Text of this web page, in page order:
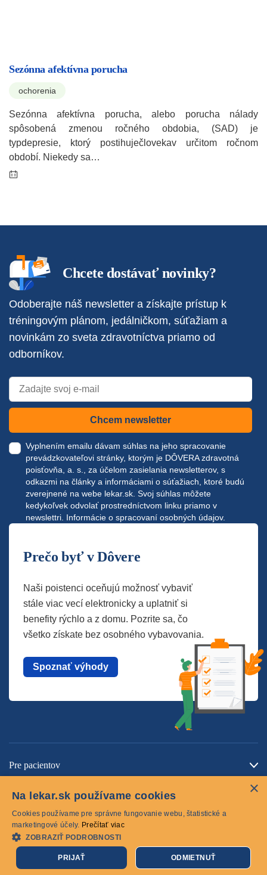
Sezónna afektívna porucha
ochorenia
Sezónna afektívna porucha, alebo porucha nálady
spôsobená zmenou ročného obdobia, (SAD) je
typdepresie, ktorý postihuječlovekav určitom ročnom
období. Niekedy sa…
Chcete dostávať novinky?
Odoberajte náš newsletter a získajte prístup k
tréningovým plánom, jedálničkom, súťažiam a
novinkám zo sveta zdravotníctva priamo od
odborníkov.
Chcem newsletter
Vyplnením emailu dávam súhlas na jeho spracovanie
prevádzkovateľovi stránky, ktorým je DÔVERA zdravotná
poisťovňa, a. s., za účelom zasielania newsletterov, s
odkazmi na články a informáciami o súťažiach, ktoré budú
zverejnené na webe lekar.sk . Svoj súhlas môžete
kedykoľvek odvolať prostredníctvom linku priamo v
newslettri. Informácie o spracovaní osobných údajov.
Prečo byť v Dôvere
Naši poistenci oceňujú možnosť vybaviť
stále viac vecí elektronicky a uplatniť si
benefity rýchlo a z domu. Pozrite sa, čo
všetko získate bez osobného vybavovania.
Spoznať výhody
Pre pacientov
© 2026 lekar.sk Všetky práva vyhradené
Cookies
×
Na lekar.sk používame cookies
Cookies používame pre správne fungovanie webu, štatistické a
marketingové účely. Prečítať viac
ZOBRAZIŤ PODROBNOSTI
PRIJAŤ ODMIETNUŤ